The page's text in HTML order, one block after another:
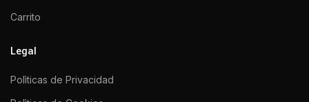
Carrito
Legal
Polìticas de Privacidad